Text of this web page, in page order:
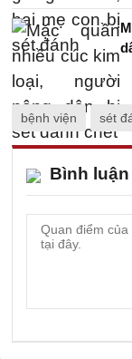
bệnh viện sét
Bình luận